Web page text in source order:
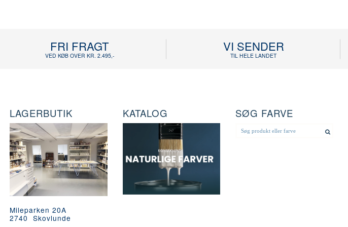
FRI FRAGT
VED KØB OVER KR. 2.495,-
VI SENDER
TIL HELE LANDET
LAGERBUTIK
Mileparken 20A
2740 Skovlunde
KATALOG SØG FARVE